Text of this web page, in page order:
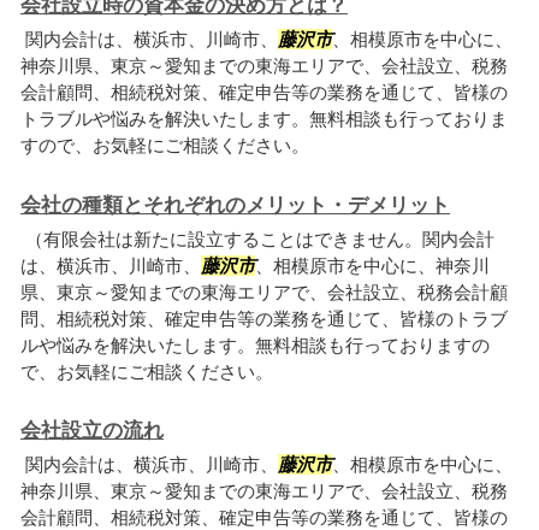
会社設立時の資本金の決め方とは？
関内会計は、横浜市、川崎市、 藤沢市、相模原市を中心に、
神奈川県、東京～愛知までの東海エリアで、会社設立、税務
会計顧問、相続税対策、確定申告等の業務を通じて、皆様の
トラブルや悩みを解決いたします。無料相談も行っておりま
すので、お気軽にご相談ください。
会社の種類とそれぞれのメリット・デメリット
（有限会社は新たに設立することはできません。関内会計
は、横浜市、川崎市、 藤沢市、相模原市を中心に、神奈川
県、東京～愛知までの東海エリアで、会社設立、税務会計顧
問、相続税対策、確定申告等の業務を通じて、皆様のトラブ
ルや悩みを解決いたします。無料相談も行っておりますの
で、お気軽にご相談ください。
会社設立の流れ
関内会計は、横浜市、川崎市、 藤沢市、相模原市を中心に、
神奈川県、東京～愛知までの東海エリアで、会社設立、税務
会計顧問、相続税対策、確定申告等の業務を通じて、皆様の